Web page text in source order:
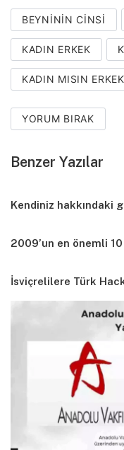
BEYNININ CINSI
KADIN ERKEK
KADIN MISIN
YORUM BIRAK
Benzer Yazılar
Kendiniz hakkındaki
2009’un en önemli
İsviçrelilere Türk